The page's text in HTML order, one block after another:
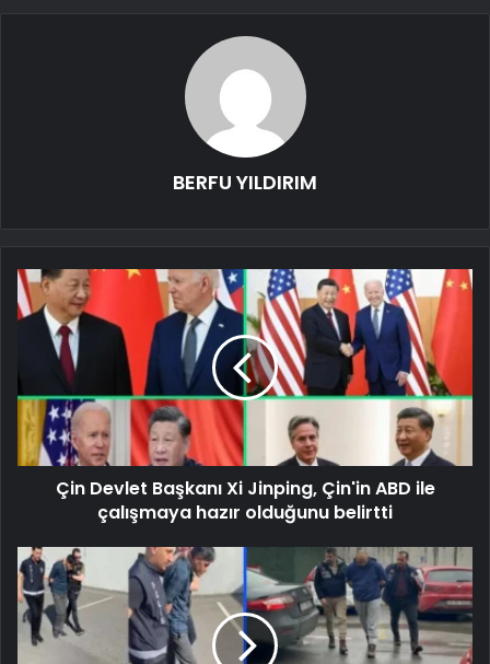
BERFU YILDIRIM
Çin Devlet Başkanı Xi Jinping, Çin'in ABD ile
çalışmaya hazır olduğunu belirtti